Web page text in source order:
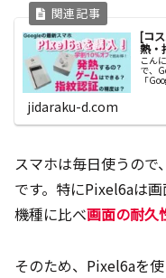
[コ
熱・
こん
で、
「
jidaraku-d.com
スマホは毎日使うので
です。特にPixel6aは
機種に比べ画面の耐久
そのため、Pixel6aを